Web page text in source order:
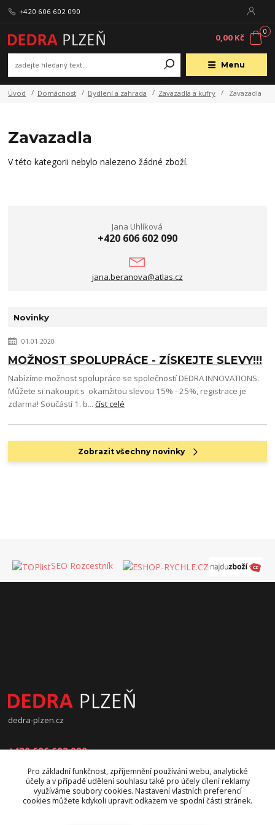
Menu
+420 606 602 090
0
0,00 Kč
Úvod Domácnost Bydlení a zahrada Zavazadla a kufry Zavazadla
Zavazadla
V této kategorii nebylo nalezeno žádné zboží.
Jana Uhlíková
+420 606 602 090
jana.beranova@atlas.cz
Novinky
01.01.2020
MOŽNOST SPOLUPRÁCE - ZÍSKEJTE SLEVY!!!
Nabízíme možnost spolupráce se společností DEDRA INNOVATIONS.
Můžete si nakoupit s okamžitou slevou 15% - 25%, registrace je
zdarma! Součástí 1. b...číst celé
Zobrazit všechny novinky
SEO Rozcestník
dedra-plzen.cz
+420 606 602 090
jana.beranova@atlas.cz
Pro základní funkčnost, zpříjemnění používání webu, analytické
účely a v případě udělení souhlasu také pro účely cílení reklamy
využíváme soubory cookies. Nastavení vlastních preferencí
cookies můžete kdykoli upravit odkazem ve spodní části stránek.